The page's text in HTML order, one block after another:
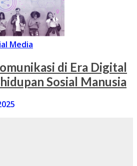
Media
di Era Digital
Sosial Manusia